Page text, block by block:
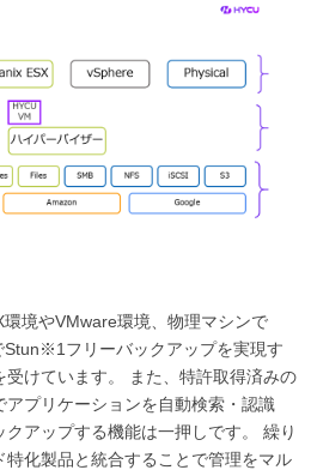
境やVMware環境、物理マシンで
フリーバックアップを実現す
受けています。 また、特許取得済みの
プリケーションを自動検索・認識
アップする機能は一押しです。 繰り
化製品と統合することで管理をマル